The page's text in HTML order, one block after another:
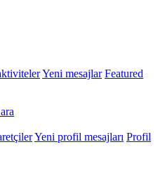
Yeni mesajlar Featured
Yeni profil mesajları Profil